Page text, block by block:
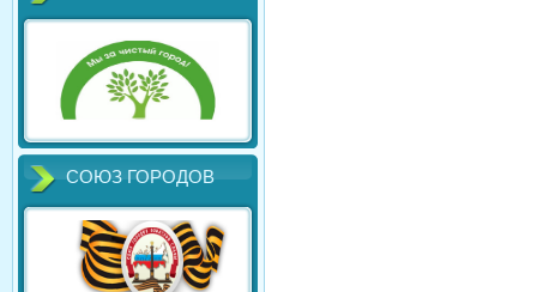
СОЮЗ ГОРОДОВ